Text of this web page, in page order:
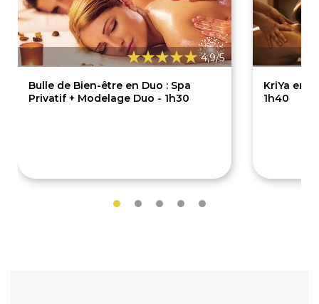
4,9/5
Bulle de Bien-être en Duo : Spa
Privatif + Modelage Duo - 1h30
KriYa en
1h40